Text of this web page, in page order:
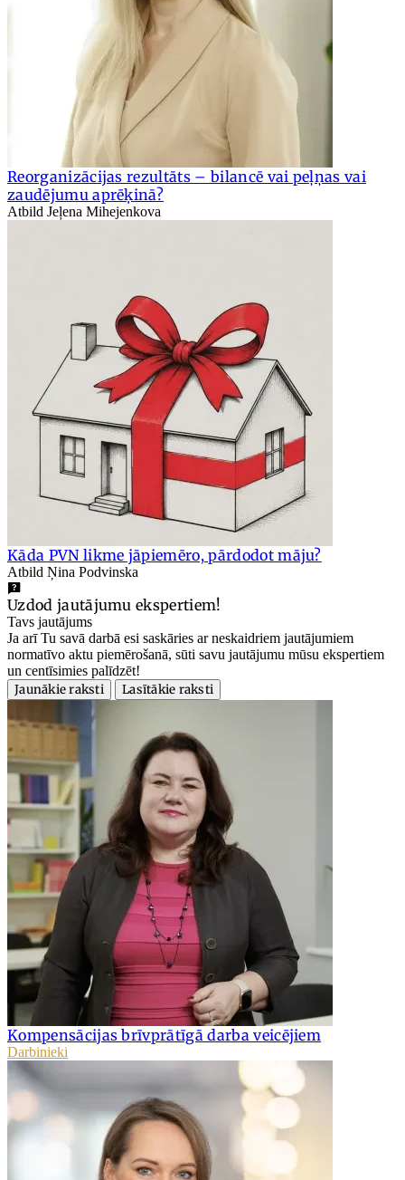
Reorganizācijas rezultāts – bilancē vai peļņas vai
zaudējumu aprēķinā?
Atbild Jeļena Mihejenkova
Kāda PVN likme jāpiemēro, pārdodot māju?
Atbild Ņina Podvinska
Uzdod jautājumu ekspertiem!
Tavs jautājums
Ja arī Tu savā darbā esi saskāries ar neskaidriem jautājumiem
normatīvo aktu piemērošanā, sūti savu jautājumu mūsu ekspertiem
un centīsimies palīdzēt!
Jaunākie raksti
Lasītākie raksti
Kompensācijas brīvprātīgā darba veicējiem
Darbinieki